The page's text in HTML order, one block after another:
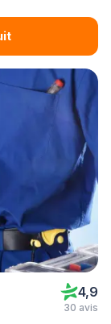
4,9
30 avis